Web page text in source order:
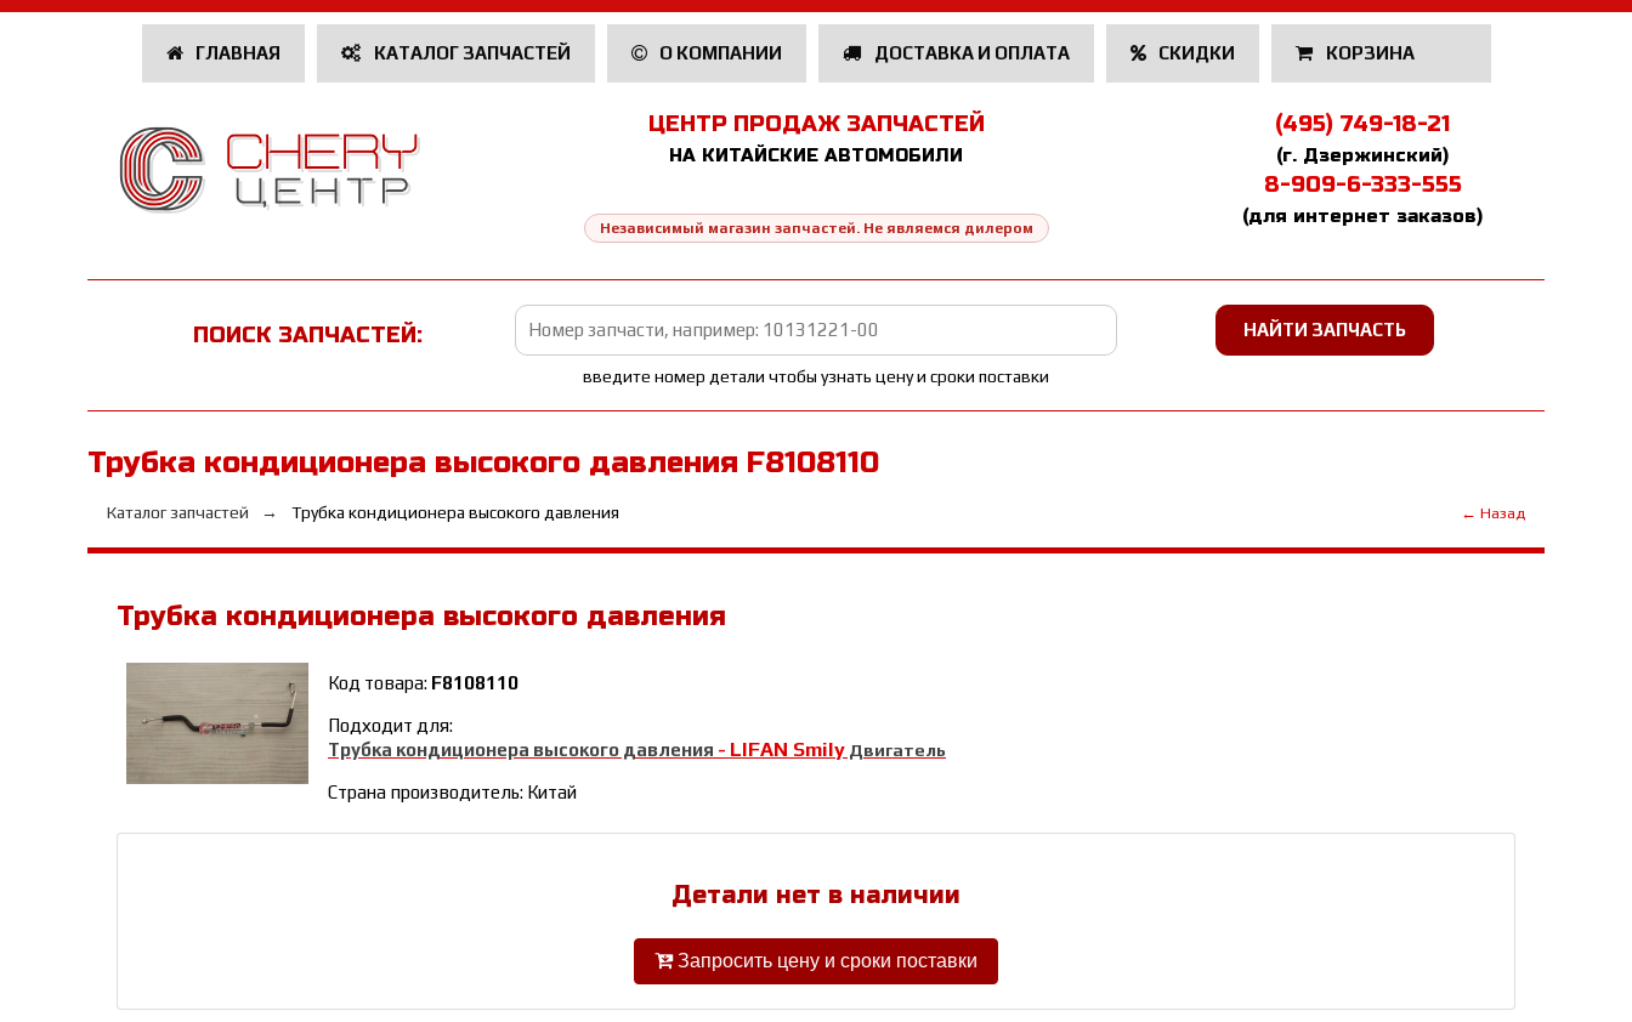
ГЛАВНАЯ КАТАЛОГ ЗАПЧАСТЕЙ О КОМПАНИИ ДОСТАВКА И ОПЛАТА СКИДКИ КОРЗИНА
ЦЕНТР ПРОДАЖ ЗАПЧАСТЕЙ
НА КИТАЙСКИЕ АВТОМОБИЛИ
Независимый магазин запчастей. Не являемся дилером
(495) 749-18-21
(г. Дзержинский)
8-909-6-333-555
(для интернет заказов)
ПОИСК ЗАПЧАСТЕЙ:
введите номер детали чтобы узнать цену и сроки поставки
Трубка кондиционера высокого давления F8108110
Каталог запчастей Трубка кондиционера высокого давления ← Назад
Трубка кондиционера высокого давления
Код товара: F8108110
Подходит для:
Трубка кондиционера высокого давления - LIFAN Smily Двигатель
Страна производитель: Китай
Детали нет в наличии
Запросить цену и сроки поставки